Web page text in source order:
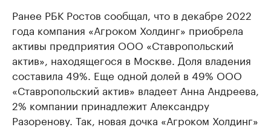
Ранее РБК Ростов сообщал, что в декабре 2022
года компания «Агроком Холдинг» приобрела
активы предприятия ООО «Ставропольский
актив», находящегося в Москве. Доля владения
составила 49%. Еще одной долей в 49% ООО
«Ставропольский актив» владеет Анна Андреева,
2% компании принадлежит Александру
Разоренову. Так, новая дочка «Агроком Холдинг»